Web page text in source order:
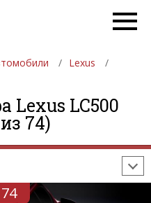
Lexus
Lexus LC500
74)
ДЕВУШКИ
1